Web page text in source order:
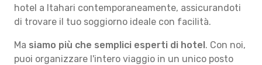
hotel a Itahari contemporaneamente, assicurandoti
di trovare il tuo soggiorno ideale con facilità.
Ma siamo più che semplici esperti di hotel. Con noi,
puoi organizzare l'intero viaggio in un unico posto